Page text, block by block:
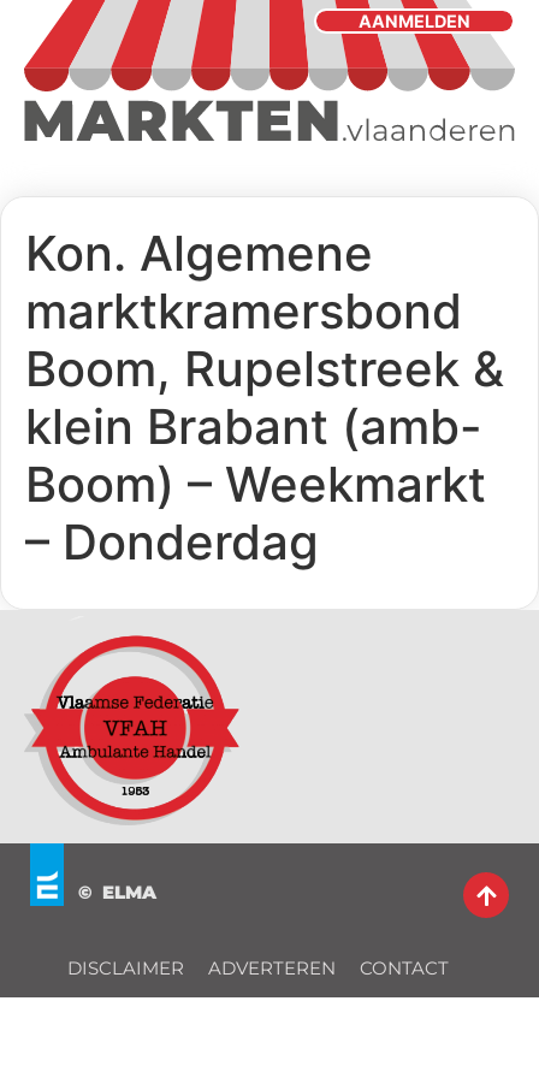
AANMELDEN
Kon. Algemene
marktkramersbond
Boom, Rupelstreek &
klein Brabant (amb-
Boom) – Weekmarkt
– Donderdag
© ELMA
DISCLAIMER ADVERTEREN CONTACT